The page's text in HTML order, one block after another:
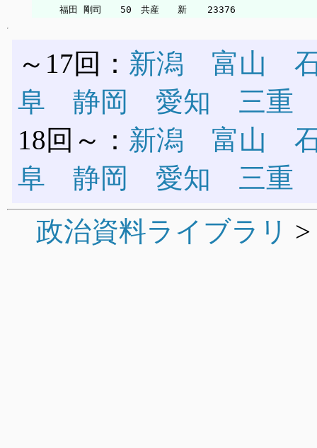
～17回： 新潟 富山
阜
静岡 愛知
三重
18回～： 新潟 富山
阜
静岡 愛知
三重
政治資料ライブラリ